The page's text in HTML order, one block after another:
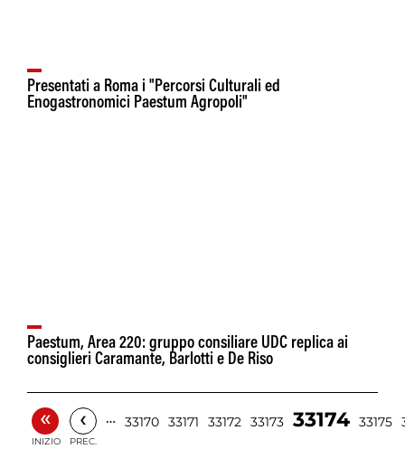
Presentati a Roma i "Percorsi Culturali ed
Enogastronomici Paestum Agropoli"
Paestum, Area 220: gruppo consiliare UDC replica ai
consiglieri Caramante, Barlotti e De Riso
«
INIZIO
‹
PREC.
… 33170 33171 33172 33173 33174 33175